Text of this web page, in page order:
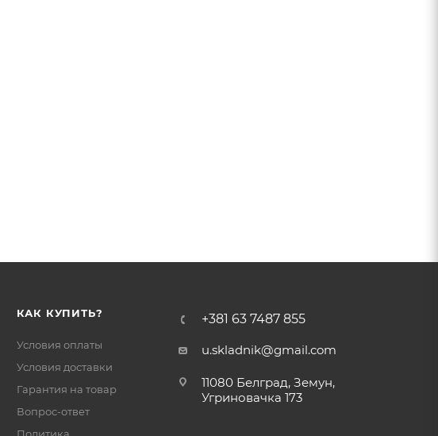
КАК КУПИТЬ?
Условия оплаты
Условия доставки
Гарантия на товар
Вопрос-ответ
+381 63 7487 855
u.skladnik@gmail.com
11080 Белград, Земун,
Угриновачка 173